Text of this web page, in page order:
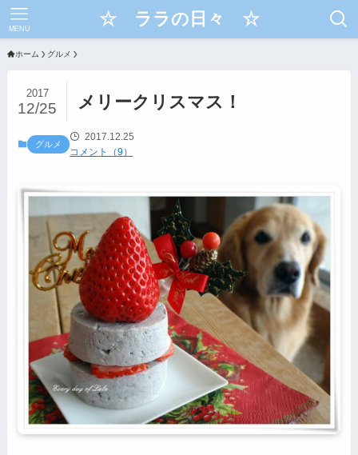
☆ ララの日々 ☆
MENU
ホーム グルメ
メリークリスマス！
2017
12/25
グルメ
2017.12.25
コメント（9）